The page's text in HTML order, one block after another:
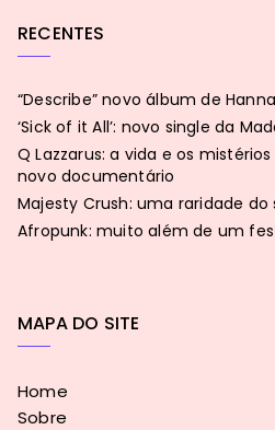
RECENTES
“Describe” novo álbum de
‘Sick of it All’: novo single da
Q Lazzarus: a vida e os
novo documentário
Majesty Crush: uma raridade do
Afropunk: muito além de um
MAPA DO SITE
Home
Sobre